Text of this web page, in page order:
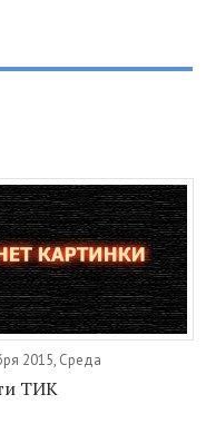
2015, Среда
ТИК